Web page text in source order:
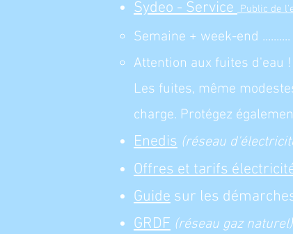
Sydeo - Service Public de
Semaine + week-end ..........
Attention aux fuites d'eau
Les fuites, même
charge. Protégez
Enedis (réseau
Offres et tarifs
Guide sur les
GRDF (réseau gaz naturel)